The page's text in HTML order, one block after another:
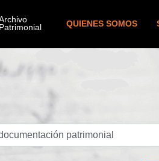
QUIENES SOMOS